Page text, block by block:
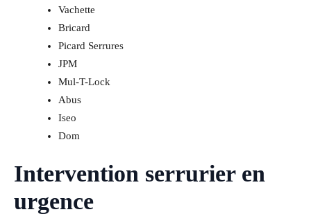
Vachette
Bricard
Picard Serrures
JPM
Mul-T-Lock
Abus
Iseo
Dom
Intervention serrurier en
urgence